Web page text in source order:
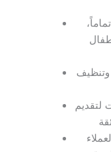
وتنظيف
لتقديم